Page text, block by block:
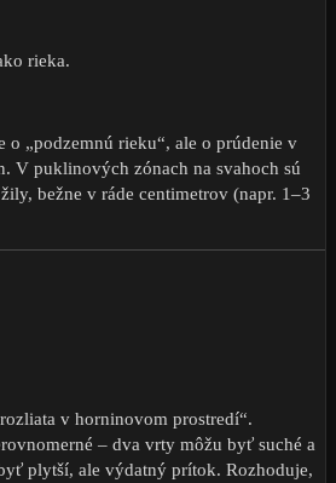
rieka.
o „podzemnú rieku“, ale o prúdenie v
V puklinových zónach na svahoch sú
bežne v ráde centimetrov (napr. 1–3
v horninovom prostredí“.
– dva vrty môžu byť suché a
plytší, ale výdatný prítok. Rozhoduje,